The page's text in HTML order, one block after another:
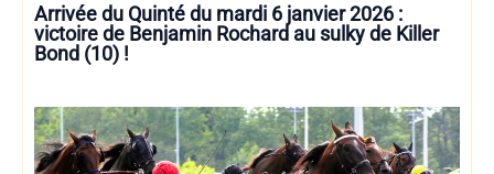
Arrivée du Quinté du mardi 6 janvier 2026 :
victoire de Benjamin Rochard au sulky de Killer
Bond (10) !